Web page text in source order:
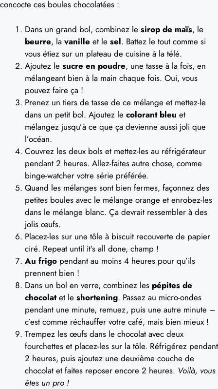
concocte ces boules chocolatées :
Dans un grand bol, combinez le sirop de maïs, le
beurre, la vanille et le sel. Battez le tout comme si
vous étiez sur un plateau de cuisine à la télé.
Ajoutez le sucre en poudre, une tasse à la fois, en
mélangeant bien à la main chaque fois. Oui, vous
pouvez faire ça !
Prenez un tiers de tasse de ce mélange et mettez-le
dans un petit bol. Ajoutez le colorant bleu et
mélangez jusqu’à ce que ça devienne aussi joli que
l’océan.
Couvrez les deux bols et mettez-les au réfrigérateur
pendant 2 heures. Allez-faites autre chose, comme
binge-watcher votre série préférée.
Quand les mélanges sont bien fermes, façonnez des
petites boules avec le mélange orange et enrobez-les
dans le mélange blanc. Ça devrait ressembler à des
jolis œufs.
Placez-les sur une tôle à biscuit recouverte de papier
ciré. Repeat until it’s all done, champ !
Au frigo pendant au moins 4 heures pour qu’ils
prennent bien !
Dans un bol en verre, combinez les pépites de
chocolatet le shortening. Passez au micro-ondes
pendant une minute, remuez, puis une autre minute –
c’est comme réchauffer votre café, mais bien mieux !
Trempez les œufs dans le chocolat avec deux
fourchettes et placez-les sur la tôle. Réfrigérez pendant
2 heures, puis ajoutez une deuxième couche de
chocolat et faites reposer encore 2 heures. Voilà, vous
êtes un pro !